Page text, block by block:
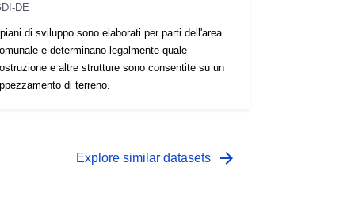
DE
di sviluppo sono elaborati per parti dell'area
e determinano legalmente quale
e altre strutture sono consentite su un
di terreno.
Explore similar datasets arrow_forward